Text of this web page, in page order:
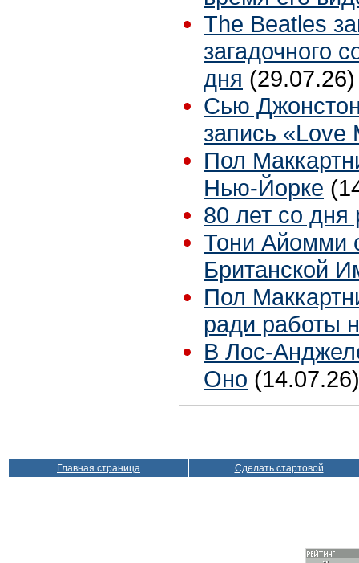
The Beatles
загадочного
дня (29.07.26)
Сью
запись «Love
Пол
Нью-Йорке
80 лет со
Тони Айомми
Британской
Пол
ради работы
В Лос-
Оно (14.07.26)
Главная страница Сделать стартовой